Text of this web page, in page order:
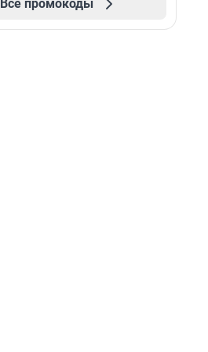
Все промокоды